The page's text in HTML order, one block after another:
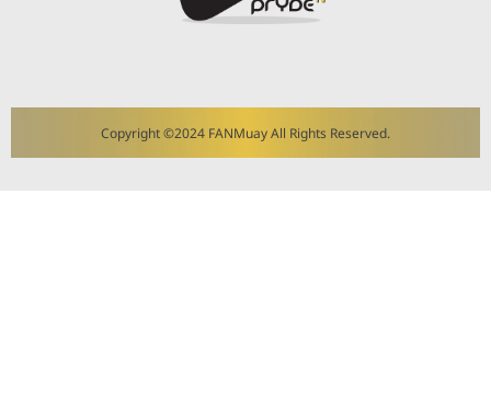
Copyright ©2024 FANMuay All Rights Reserved.